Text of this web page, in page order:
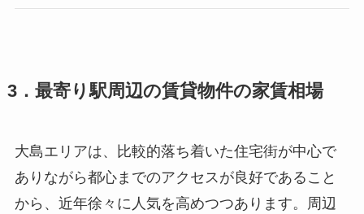
3．最寄り駅周辺の賃貸物件の家賃相場
大島エリアは、比較的落ち着いた住宅街が中心で
ありながら都心までのアクセスが良好であること
から、近年徐々に人気を高めつつあります。周辺